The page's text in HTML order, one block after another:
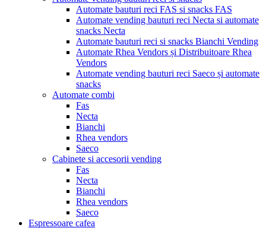
Automate bauturi reci FAS si snacks FAS
Automate vending bauturi reci Necta si automate
snacks Necta
Automate bauturi reci si snacks Bianchi Vending
Automate Rhea Vendors și Distribuitoare Rhea
Vendors
Automate vending bauturi reci Saeco și automate
snacks
Automate combi
Fas
Necta
Bianchi
Rhea vendors
Saeco
Cabinete si accesorii vending
Fas
Necta
Bianchi
Rhea vendors
Saeco
Espressoare cafea